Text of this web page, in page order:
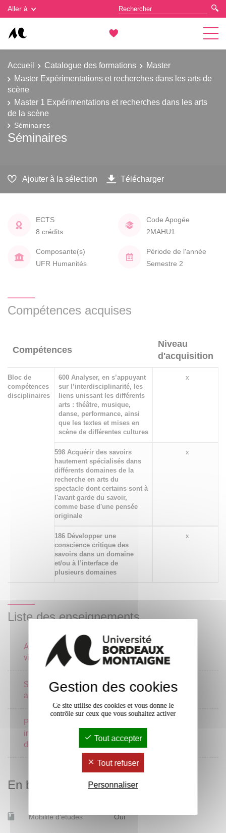
Aller à
Accueil Catalogue des formations
Master
Master Expérimentations et recherches dans les arts de
scène
Master 1 Expérimentations et recherches dans les arts
de la scène
Séminaires
Séminaires
Ajouter à la sélection Télécharger
ECTS
8 crédits
Code Apogée
2MAHU1
Composante(s)
UFR Humanités
Période de l'année
Semestre 2
Compétences acquises
Compétences
Niveau
d'acquisition
Bloc de
compétences
disciplinaires
600 Analyser, en s’appuyant
sur l’interdisciplinarité, les
liens unissant les différents
arts : théâtre, musique,
danse, performance, ainsi
que les textes et mises en
scène de différentes cultures
x
598 Acquérir des savoirs
hautement spécialisés dans
différents domaines de la
recherche en arts du
spectacle dont certains sont à
l'avant garde du savoir,
comme base d'une pensée
originale
x
186 Développer une
conscience critique des
savoirs dans un domaine
et/ou à l’interface de
plusieurs domaines
x
Liste des enseignements
Archives et spectacle
vivant
4 crédits
Séminaire de recherche
approfondis
Perspectives des genres
intersectionnelles et
décoloniales
En bref
Mobilité d'études Oui
Gestion des cookies
Gestion des cookies
Ce site utilise des cookies et vous donne le
contrôle sur ceux que vous souhaitez activer
Tout accepter
Tout refuser
Personnaliser